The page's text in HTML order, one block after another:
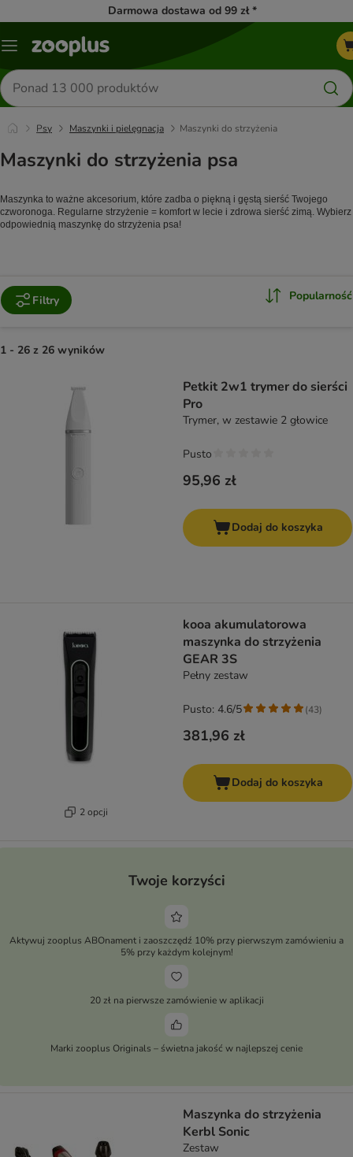
Darmowa dostawa od 99 zł *
Menu
Szukaj
produktów
Psy Maszynki i pielęgnacja Maszynki do strzyżenia
Maszynki do strzyżenia psa
Maszynka to ważne akcesorium, które zadba o piękną i gęstą sierść Twojego
czworonoga. Regularne strzyżenie = komfort w lecie i zdrowa sierść zimą. Wybierz
odpowiednią maszynkę do strzyżenia psa!
Filtry Popularność
1 - 26 z 26 wyników
Petkit 2w1 trymer do sierści
Pro
Trymer, w zestawie 2 głowice
95,96 zł
Pusto
Dodaj do koszyka
2 opcji
kooa akumulatorowa
maszynka do strzyżenia
GEAR 3S
Pełny zestaw
381,96 zł
Pusto: 4.6/5 (43)
Dodaj do koszyka
Twoje korzyści
Aktywuj zooplus ABOnament i zaoszczędź 10% przy pierwszym zamówieniu a
5% przy każdym kolejnym!
20 zł na pierwsze zamówienie w aplikacji
Marki zooplus Originals – świetna jakość w najlepszej cenie
Maszynka do strzyżenia
Kerbl Sonic
Zestaw